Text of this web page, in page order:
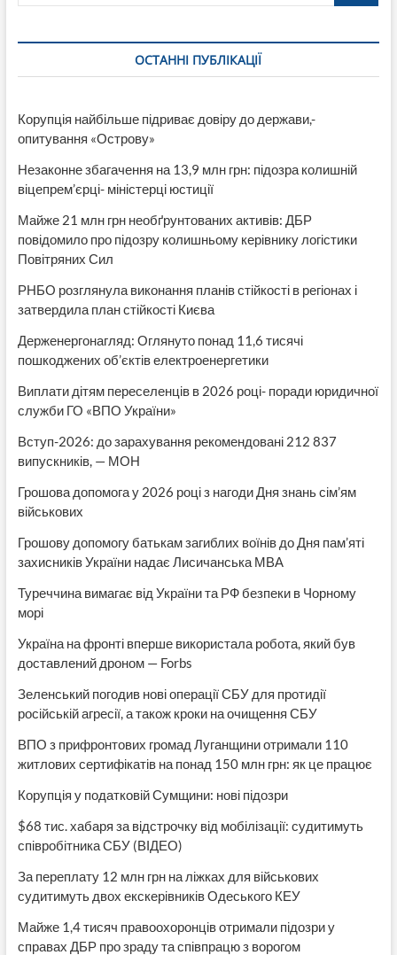
ОСТАННІ ПУБЛІКАЦІЇ
Корупція найбільше підриває довіру до держави,-
опитування «Острову»
Незаконне збагачення на 13,9 млн грн: підозра колишній
віцепрем’єрці- міністерці юстиції
Майже 21 млн грн необґрунтованих активів: ДБР
повідомило про підозру колишньому керівнику логістики
Повітряних Сил
РНБО розглянула виконання планів стійкості в регіонах і
затвердила план стійкості Києва
Держенергонагляд: Оглянуто понад 11,6 тисячі
пошкоджених об’єктів електроенергетики
Виплати дітям переселенців в 2026 році- поради юридичної
служби ГО «ВПО України»
Вступ-2026: до зарахування рекомендовані 212 837
випускників, — МОН
Грошова допомога у 2026 році з нагоди Дня знань сім’ям
військових
Грошову допомогу батькам загиблих воїнів до Дня пам’яті
захисників України надає Лисичанська МВА
Туреччина вимагає від України та РФ безпеки в Чорному
морі
Україна на фронті вперше використала робота, який був
доставлений дроном — Forbs
Зеленський погодив нові операції СБУ для протидії
російській агресії, а також кроки на очищення СБУ
ВПО з прифронтових громад Луганщини отримали 110
житлових сертифікатів на понад 150 млн грн: як це працює
Корупція у податковій Сумщини: нові підозри
$68 тис. хабаря за відстрочку від мобілізації: судитимуть
співробітника СБУ (ВІДЕО)
За переплату 12 млн грн на ліжках для військових
судитимуть двох екскерівників Одеського КЕУ
Майже 1,4 тисяч правоохоронців отримали підозри у
справах ДБР про зраду та співпрацю з ворогом